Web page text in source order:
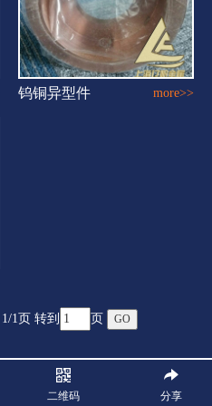
钨铜异型件 more>>
1/1页 转到 页
二维码 分享